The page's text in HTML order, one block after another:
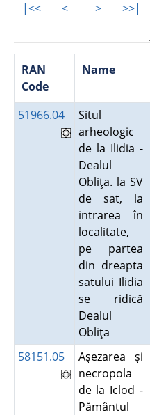
|<< < > >>|
RAN
Code
Name
51966.04
Situl
arheologic
de la Ilidia -
Dealul
Obliţa. la SV
de sat, la
intrarea în
localitate,
pe partea
din dreapta
satului Ilidia
se ridică
Dealul
Obliţa
58151.05
Aşezarea şi
necropola
de la Iclod -
Pământul